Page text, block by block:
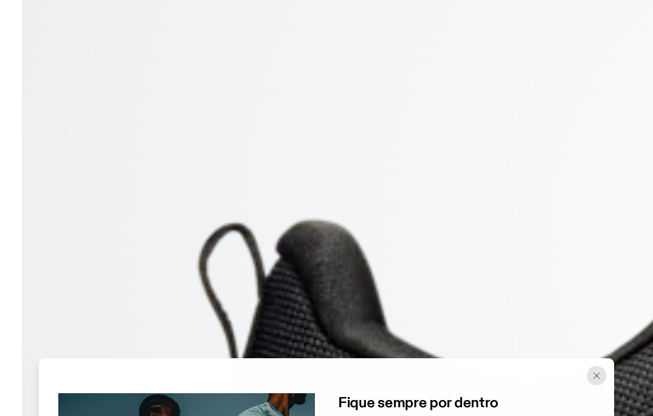
Fique sempre por dentro